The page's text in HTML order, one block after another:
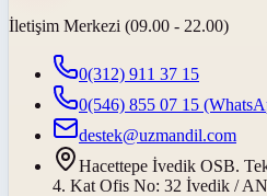
İletişim Merkezi (09.00 - 22.00)
0(312) 911 37 15
0(546) 855 07 15
destek@uzmandil.com
Hacettepe İvedik OSB.
4. Kat Ofis No: 32 İvedik /